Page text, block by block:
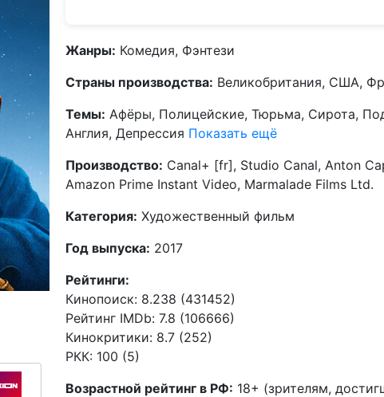
Жанры: Комедия, Фэнтези
Страны производства: Великобритания, США,
Темы: Афёры, Полицейские, Тюрьма, Сирота,
Англия, Депрессия Показать ещё
Производство: Canal+ [fr], Studio Canal, Anton
Amazon Prime Instant Video, Marmalade Films Ltd.
Категория: Художественный фильм
Год выпуска: 2017
Рейтинги:
Кинопоиск: 8.238 (431452)
Рейтинг IMDb: 7.8 (106666)
Кинокритики: 8.7 (252)
РКК: 100 (5)
Возрастной рейтинг в РФ: 18+ (зрителям,